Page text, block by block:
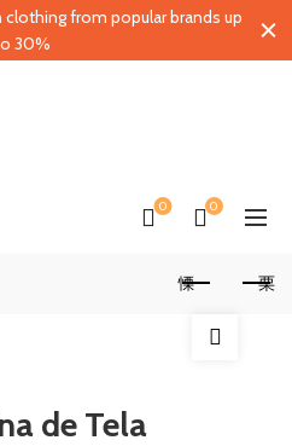
0 0
de Tela
from popular brands up
30%